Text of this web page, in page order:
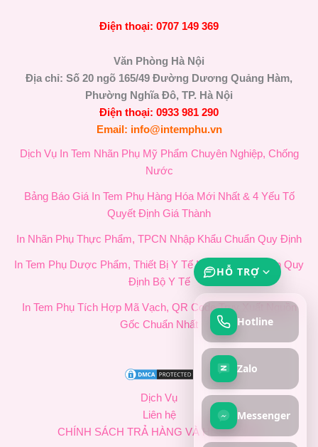
Điện thoại: 0707 149 369
Văn Phòng Hà Nội
Địa chỉ: Số 20 ngõ 165/49 Đường Dương Quảng Hàm,
Phường Nghĩa Đô, TP. Hà Nội
Điện thoại: 0933 981 290
Email: info@intemphu.vn
Dịch Vụ In Tem Nhãn Phụ Mỹ Phẩm Chuyên Nghiệp, Chống
Nước
Bảng Báo Giá In Tem Phụ Hàng Hóa Mới Nhất & 4 Yếu Tố
Quyết Định Giá Thành
In Nhãn Phụ Thực Phẩm, TPCN Nhập Khẩu Chuẩn Quy Định
In Tem Phụ Dược Phẩm, Thiết Bị Y Tế Nhập Khẩu Chuẩn Quy
Định Bộ Y Tế
In Tem Phụ Tích Hợp Mã Vạch, QR Code Truy Xuất Nguồn
Gốc Chuẩn Nhất
Dịch Vụ
Liên hệ
CHÍNH SÁCH TRẢ HÀNG VÀ HOÀN TIỀN
HỖ TRỢ
Hotline
Zalo
Messenger